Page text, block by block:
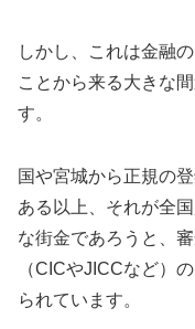
しかし、これは金融
ことから来る大きな
す。
国や宮城から正規の
ある以上、それが全
な街金であろうと、
（CICやJICCなど）
られています。